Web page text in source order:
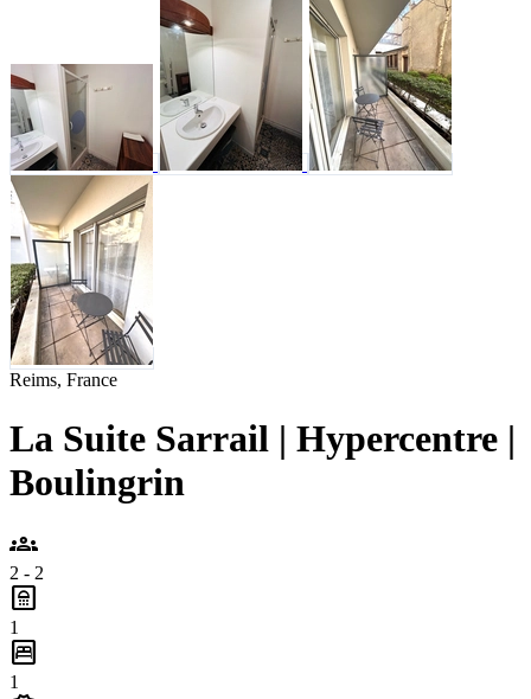
Reims, France
La Suite Sarrail | Hypercentre |
Boulingrin
groups
2 - 2
bathroom
1
bedroom_parent
1